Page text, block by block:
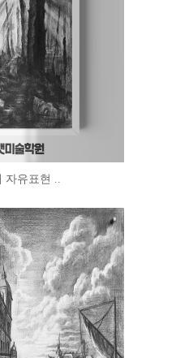
유표현 ..